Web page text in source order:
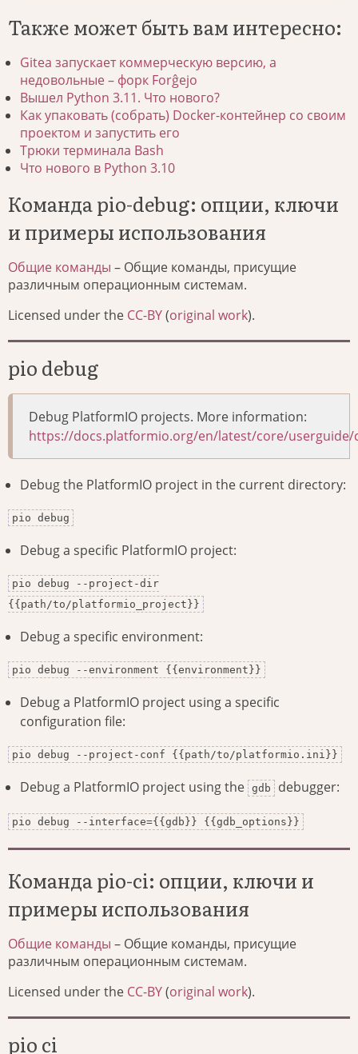
Также может быть вам интересно:
Gitea запускает коммерческую версию, а
недовольные – форк Forĝejo
Вышел Python 3.11. Что нового?
Как упаковать (собрать) Docker-контейнер со своим
проектом и запустить его
Трюки терминала Bash
Что нового в Python 3.10
Команда pio-debug: опции, ключи
и примеры использования
Общие команды – Общие команды, присущие
различным операционным системам.
Licensed under the CC-BY(original work).
pio debug
Debug PlatformIO projects. More information:
https://docs.platformio.org/en/latest/core/userguide/
Debug the PlatformIO project in the current directory:
pio debug
Debug a specific PlatformIO project:
pio debug --project-dir
{{path/to/platformio_project}}
Debug a specific environment:
pio debug --environment {{environment}}
Debug a PlatformIO project using a specific
configuration file:
pio debug --project-conf {{path/to/platformio.ini}}
Debug a PlatformIO project using the gdb debugger:
pio debug --interface={{gdb}} {{gdb_options}}
Команда pio-ci: опции, ключи и
примеры использования
Общие команды – Общие команды, присущие
различным операционным системам.
Licensed under the CC-BY(original work).
pio ci